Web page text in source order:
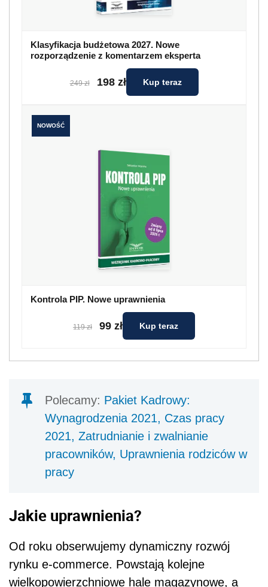
Klasyfikacja budżetowa 2027. Nowe
rozporządzenie z komentarzem eksperta
249 zł 198 zł Kup teraz
NOWOŚĆ
Kontrola PIP. Nowe uprawnienia
119 zł 99 zł Kup teraz
Polecamy: Pakiet Kadrowy:
Wynagrodzenia 2021, Czas pracy
2021, Zatrudnianie i zwalnianie
pracowników, Uprawnienia rodziców w
pracy
Jakie uprawnienia?
Od roku obserwujemy dynamiczny rozwój
rynku e-commerce. Powstają kolejne
wielkopowierzchniowe hale magazynowe, a